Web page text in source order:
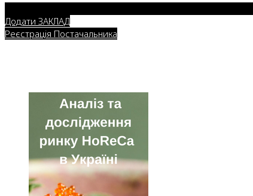
Додати ЗАКЛАД
Реєстрація Постачальника